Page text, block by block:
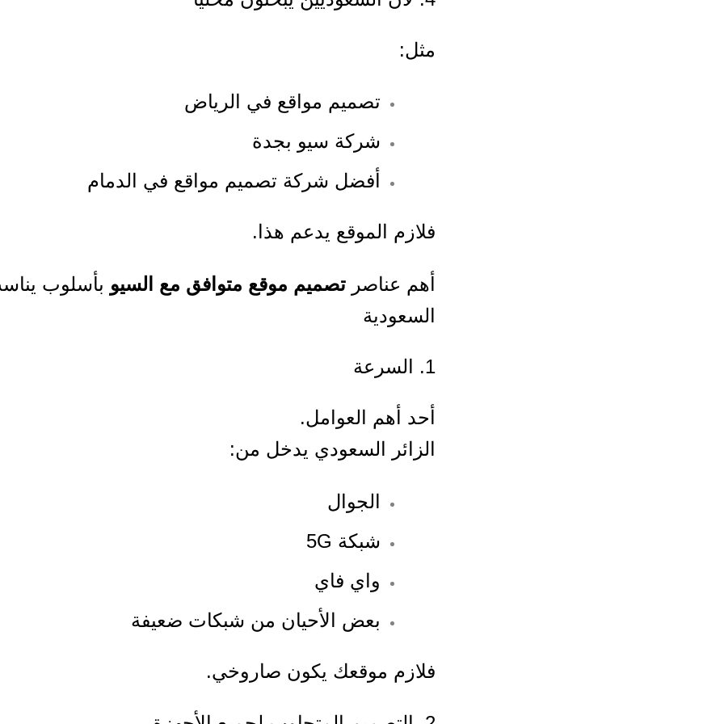
مثل:
تصميم مواقع في الرياض
شركة سيو بجدة
أفضل شركة تصميم مواقع في الدمام
فلازم الموقع يدعم هذا.
أهم عناصر تصميم موقع متوافق مع السيو بأسلوب
السعودية
1. السرعة
أحد أهم العوامل.
الزائر السعودي يدخل من:
الجوال
شبكة 5G
واي فاي
بعض الأحيان من شبكات ضعيفة
فلازم موقعك يكون صاروخي.